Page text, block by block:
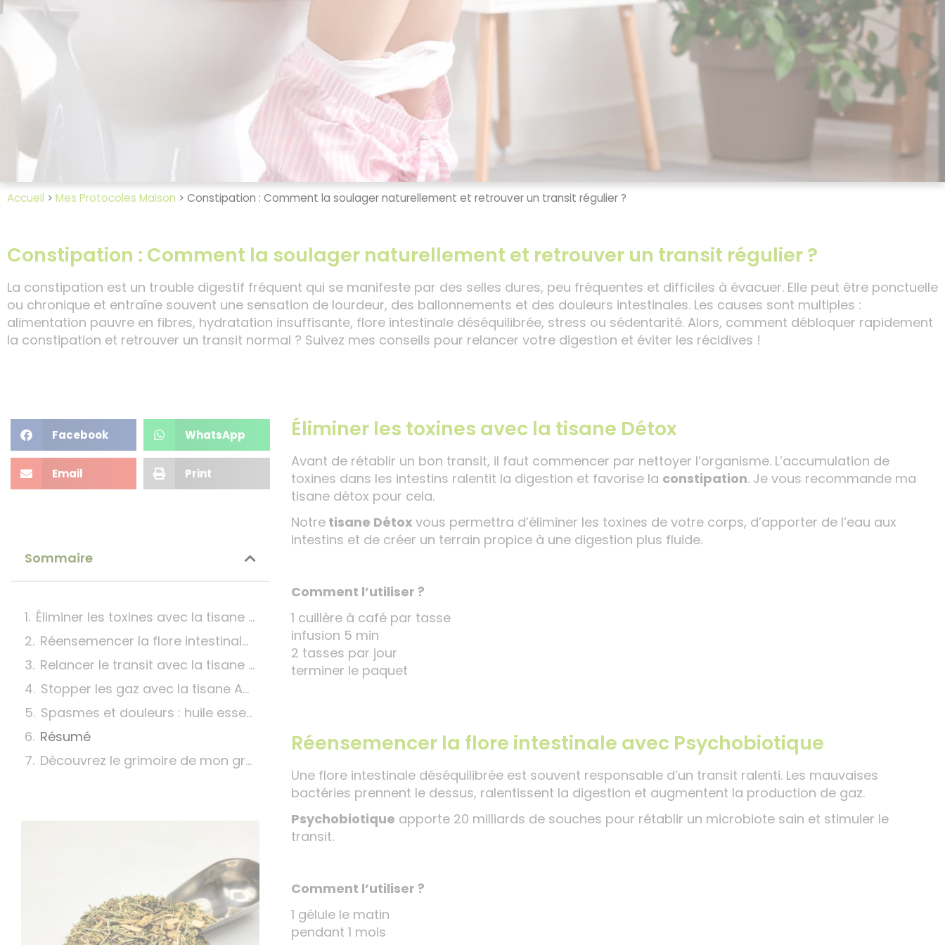
Accueil > Mes Protocoles Maison > Constipation : Comment la soulager naturellement et retrouver un transit régulier ?
Constipation : Comment la soulager naturellement et retrouver un transit régulier ?
La constipation est un trouble digestif fréquent qui se manifeste par des selles dures, peu fréquentes et difficiles à évacuer. Elle peut être ponctuelle
ou chronique et entraîne souvent une sensation de lourdeur, des ballonnements et des douleurs intestinales. Les causes sont multiples :
alimentation pauvre en fibres, hydratation insuffisante, flore intestinale déséquilibrée, stress ou sédentarité. Alors, comment débloquer rapidement
la constipation et retrouver un transit normal ? Suivez mes conseils pour relancer votre digestion et éviter les récidives !
Facebook WhatsApp
Email Print
Sommaire
Éliminer les toxines avec la tisane Détox
Réensemencer la flore intestinale avec Psychobiotique
Relancer le transit avec la tisane Relax’ Active
Stopper les gaz avec la tisane Aérophagie et la glutamine
Spasmes et douleurs : huile essentielle de Fenouil
Résumé
Découvrez le grimoire de mon grand-père pour tout savoir sur les plantes, mes recettes et bien plus encore !
Éliminer les toxines avec la tisane Détox
Avant de rétablir un bon transit, il faut commencer par nettoyer l’organisme. L’accumulation de
toxines dans les intestins ralentit la digestion et favorise la constipation. Je vous recommande ma
tisane détox pour cela.
Notretisane Détox vous permettra d’éliminer les toxines de votre corps, d’apporter de l’eau aux
intestins et de créer un terrain propice à une digestion plus fluide.
Comment l’utiliser ?
1 cuillère à café par tasse
infusion 5 min
2 tasses par jour
terminer le paquet
Réensemencer la flore intestinale avec Psychobiotique
Une flore intestinale déséquilibrée est souvent responsable d’un transit ralenti. Les mauvaises
bactéries prennent le dessus, ralentissent la digestion et augmentent la production de gaz.
Psychobiotique apporte 20 milliards de souches pour rétablir un microbiote sain et stimuler le
transit.
Comment l’utiliser ?
1 gélule le matin
pendant 1 mois